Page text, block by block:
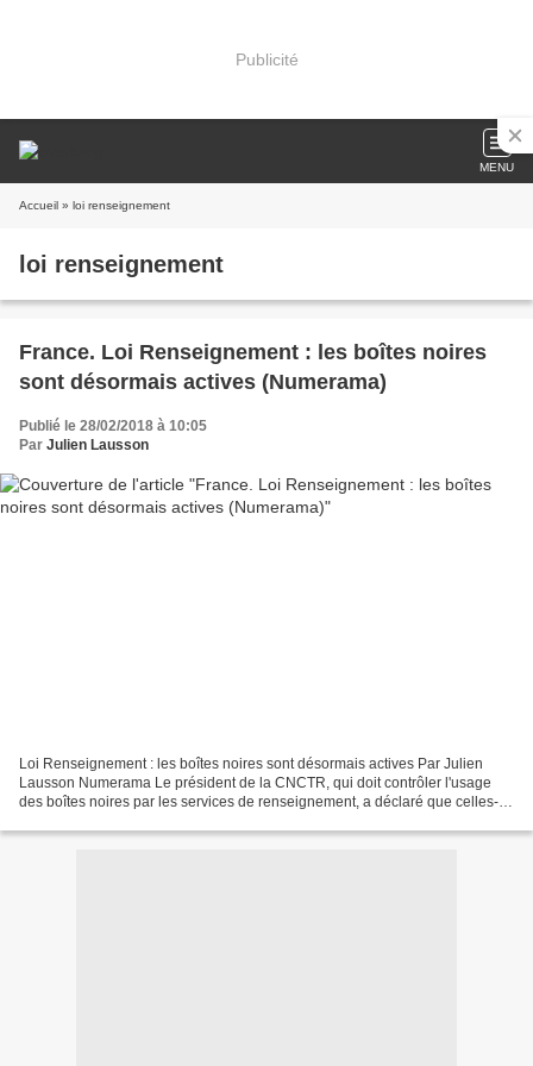
Publicité
MENU
Accueil » loi renseignement
loi renseignement
France. Loi Renseignement : les boîtes noires
sont désormais actives (Numerama)
Publié le 28/02/2018 à 10:05
Par Julien Lausson
Loi Renseignement : les boîtes noires sont désormais actives Par Julien
Lausson Numerama Le président de la CNCTR, qui doit contrôler l'usage
des boîtes noires par les services de renseignement, a déclaré que celles-ci